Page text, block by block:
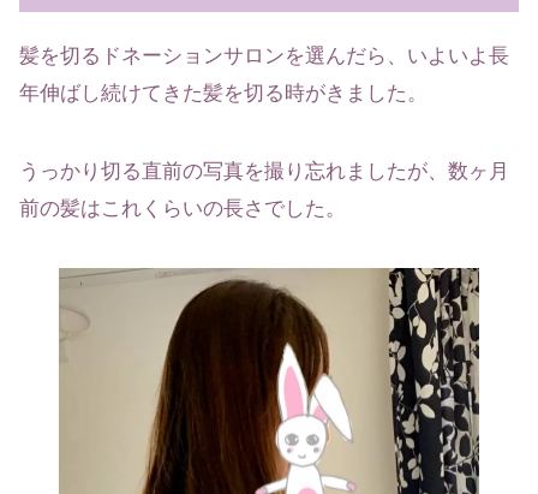
髪を切るドネーションサロンを選んだら、いよいよ長
年伸ばし続けてきた髪を切る時がきました。
うっかり切る直前の写真を撮り忘れましたが、数ヶ月
前の髪はこれくらいの長さでした。